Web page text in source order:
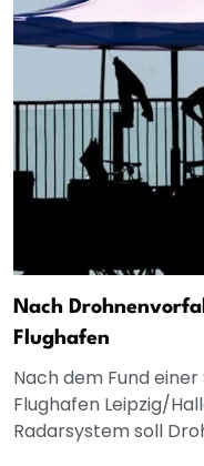
Nach
Flughafen
Nach dem Fund
Flughafen Leipzig/
Radarsystem soll